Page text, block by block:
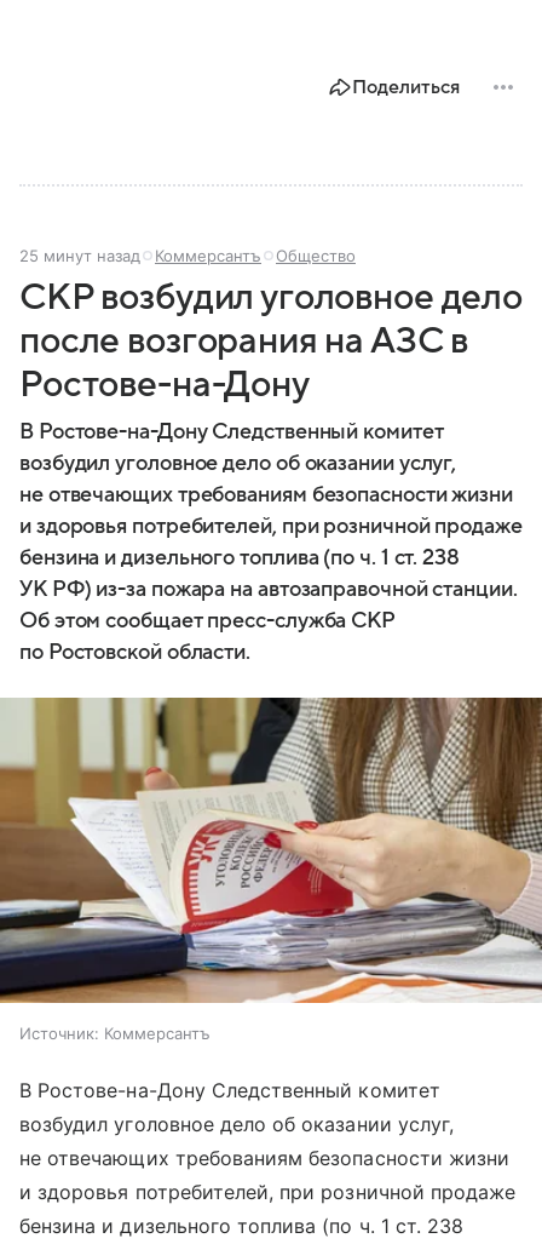
Поделиться
25 минут назад Коммерсантъ Общество
СКР возбудил уголовное дело
после возгорания на АЗС в
Ростове-на-Дону
В Ростове-на-Дону Следственный комитет
возбудил уголовное дело об оказании услуг,
не отвечающих требованиям безопасности жизни
и здоровья потребителей, при розничной продаже
бензина и дизельного топлива (по ч. 1 ст. 238
УК РФ) из-за пожара на автозаправочной станции.
Об этом сообщает пресс-служба СКР
по Ростовской области.
Источник: Коммерсантъ
В Ростове-на-Дону Следственный комитет
возбудил уголовное дело об оказании услуг,
не отвечающих требованиям безопасности жизни
и здоровья потребителей, при розничной продаже
бензина и дизельного топлива (по ч. 1 ст. 238